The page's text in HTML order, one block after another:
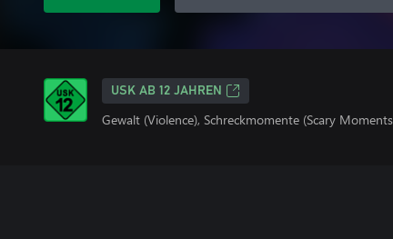
USK AB 12 JAHREN
Gewalt (Violence), Schreckmomente (Scary